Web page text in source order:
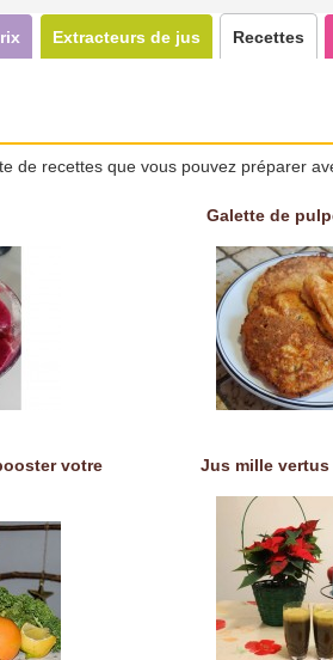
Extracteurs de jus Recettes
de recettes que vous pouvez préparer
Galette de
votre
Jus mille vertus